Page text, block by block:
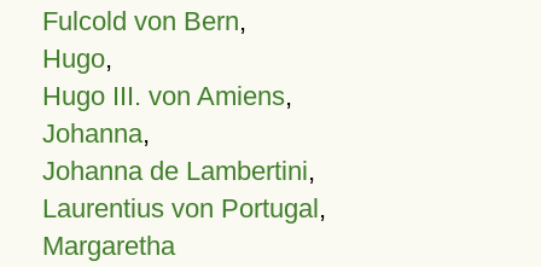
Fulcold von Bern,
Hugo,
Hugo III. von Amiens,
Johanna,
Johanna de Lambertini,
Laurentius von Portugal,
Margaretha